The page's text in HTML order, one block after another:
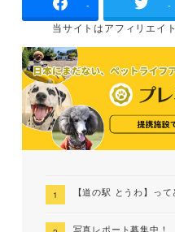
- -
当サイトはアフィリエイ
【道の駅 とうわ】っ
写真レポート募集中！